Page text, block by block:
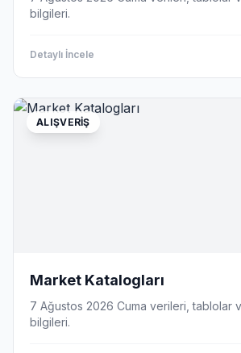
bilgileri.
Detaylı İncele
ALIŞVERIŞ
Market Katalogları
7 Ağustos 2026 Cuma verileri, tablolar
bilgileri.